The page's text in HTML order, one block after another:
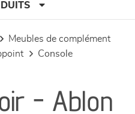
meubles de complément
console
- Ablon